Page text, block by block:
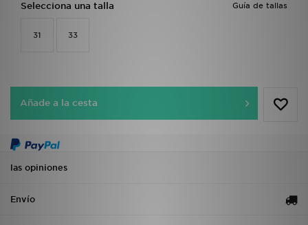
Guía de tallas
Selecciona una talla
31 33
Añade a la cesta
las opiniones
Envío